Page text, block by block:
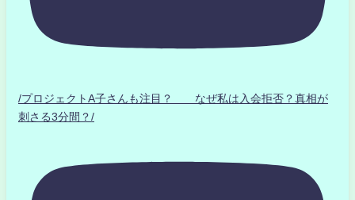
/プロジェクトA子さんも注目？ なぜ私は入会拒否？真相が
刺さる3分間？/